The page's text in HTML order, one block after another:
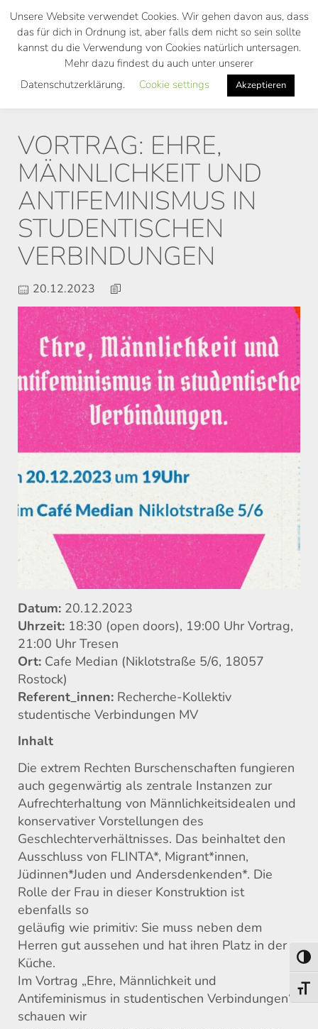
Skip
main
VORTRAG: EHRE,
MÄNNLICHKEIT UND
ANTIFEMINISMUS IN
STUDENTISCHEN
VERBINDUNGEN
20.12.2023
Datum: 20.12.2023
Uhrzeit: 18:30 (open doors), 19:00 Uhr Vortrag,
21:00 Uhr Tresen
Ort: Cafe Median (Niklotstraße 5/6, 18057
Rostock)
Referent_innen: Recherche-Kollektiv
studentische Verbindungen MV
Inhalt
Die extrem Rechten Burschenschaften fungieren
auch gegenwärtig als zentrale Instanzen zur
Aufrechterhaltung von Männlichkeitsidealen und
konservativer Vorstellungen des
Geschlechterverhältnisses. Das beinhaltet den
Ausschluss von FLINTA*, Migrant*innen,
Jüdinnen*Juden und Andersdenkenden*. Die
Rolle der Frau in dieser Konstruktion ist
ebenfalls so
geläufig wie primitiv: Sie muss neben dem
Herren gut aussehen und hat ihren Platz in der
Küche.
Im Vortrag „Ehre, Männlichkeit und
Antifeminismus in studentischen Verbindungen“
schauen wir
Unsere Website verwendet Cookies. Wir gehen davon aus, dass
das für dich in Ordnung ist, aber falls dem nicht so sein sollte
kannst du die Verwendung von Cookies natürlich untersagen.
Mehr dazu findest du auch unter unserer
Datenschutzerklärung.
Cookie settings Akzeptieren